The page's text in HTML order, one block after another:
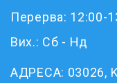
Перерва: 12:00-
Вих.: Сб - Нд
АДРЕСА: 03026,